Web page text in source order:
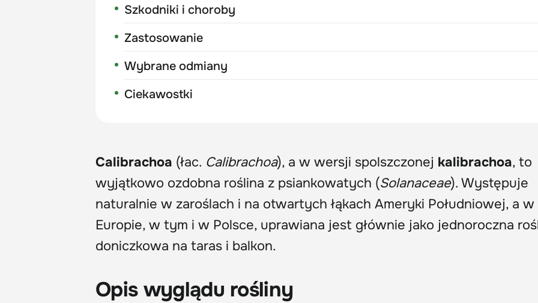
Szkodniki i choroby
Zastosowanie
Wybrane odmiany
Ciekawostki
Calibrachoa (łac. Calibrachoa), a w wersji spolszczonej kalibrachoa, to
wyjątkowo ozdobna roślina z psiankowatych (Solanaceae). Występuje
naturalnie w zaroślach i na otwartych łąkach Ameryki Południowej, a w
Europie, w tym i w Polsce, uprawiana jest głównie jako jednoroczna
doniczkowa na taras i balkon.
Opis wyglądu rośliny